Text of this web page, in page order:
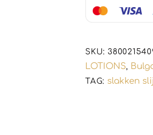
SKU:
LOTIONS,
TAG: slakken